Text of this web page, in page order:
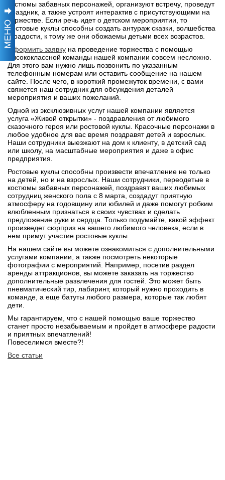
костюмы забавных персонажей, организуют встречу, проведут
праздник, а также устроят интерактив с присутствующими на
торжестве. Если речь идет о детском мероприятии, то
ростовые куклы способны создать антураж сказки, волшебства
и радости, к тому же они обожаемы детьми всех возрастов.
Оформить заявку на проведение торжества с помощью
высококлассной команды нашей компании совсем несложно.
Для этого вам нужно лишь позвонить по указанным
телефонным номерам или оставить сообщение на нашем
сайте. После чего, в короткий промежуток времени, с вами
свяжется наш сотрудник для обсуждения деталей
мероприятия и ваших пожеланий.
Одной из эксклюзивных услуг нашей компании является
услуга «Живой открытки» - поздравления от любимого
сказочного героя или ростовой куклы. Красочные персонажи в
любое удобное для вас время поздравят детей и взрослых.
Наши сотрудники выезжают на дом к клиенту, в детский сад
или школу, на масштабные мероприятия и даже в офис
предприятия.
Ростовые куклы способны произвести впечатление не только
на детей, но и на взрослых. Наши сотрудники, переодетые в
костюмы забавных персонажей, поздравят ваших любимых
сотрудниц женского пола с 8 марта, создадут приятную
атмосферу на годовщину или юбилей и даже помогут робким
влюбленным признаться в своих чувствах и сделать
предложение руки и сердца. Только подумайте, какой эффект
произведет сюрприз на вашего любимого человека, если в
нем примут участие ростовые куклы.
На нашем сайте вы можете ознакомиться с дополнительными
услугами компании, а также посмотреть некоторые
фотографии с мероприятий. Например, посетив раздел
аренды аттракционов, вы можете заказать на торжество
дополнительные развлечения для гостей. Это может быть
пневматический тир, лабиринт, который нужно проходить в
команде, а еще батуты любого размера, которые так любят
дети.
Мы гарантируем, что с нашей помощью ваше торжество
станет просто незабываемым и пройдет в атмосфере радости
и приятных впечатлений!
Повеселимся вместе?!
Все статьи
МЕНЮ